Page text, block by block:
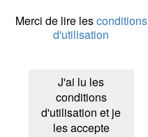
Merci de lire lesconditions
d'utilisation
J'ai lu les
conditions
d'utilisation et je
les accepte